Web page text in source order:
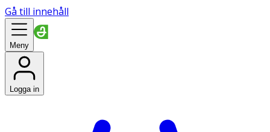
Gå till innehåll
Meny
Logga in